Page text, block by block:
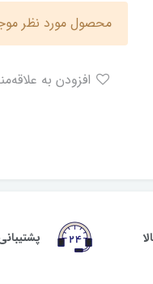
محصول مورد نظر
پشتیبانی ۲۴